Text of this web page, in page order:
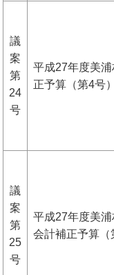
議
案
第
24
号
平成27年度美
正予算（第4号）
議
案
第
25
号
平成27年度美
会計補正予算（